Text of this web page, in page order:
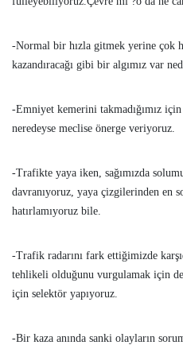
-Normal bir hızla gitmek yerine çok
kazandıracağı gibi bir algımız var
-Emniyet kemerini takmadığımız
neredeyse meclise önerge veriyoruz.
-Trafikte yaya iken, sağımızda
davranıyoruz, yaya çizgilerinden en
hatırlamıyoruz bile.
-Trafik radarını fark ettiğimizde
tehlikeli olduğunu vurgulamak için
için selektör yapıyoruz.
-Bir kaza anında sanki olayların